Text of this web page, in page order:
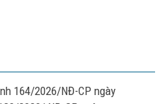
164/2026/NĐ-CP ngày